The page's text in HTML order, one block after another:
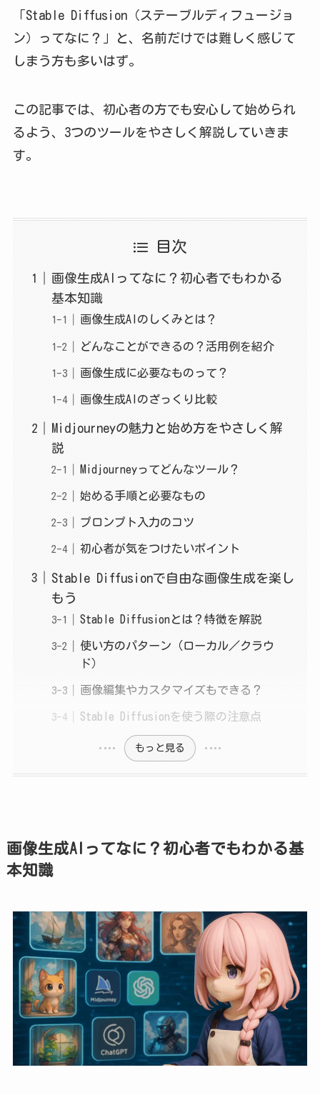
「Stable Diffusion（ステーブルディフュージョ
ン）ってなに？」と、名前だけでは難しく感じて
しまう方も多いはず。
この記事では、初心者の方でも安心して始められ
るよう、3つのツールをやさしく解説していきま
す。
目次
画像生成AIってなに？初心者でもわかる
基本知識
画像生成AIのしくみとは？
どんなことができるの？活用例を紹介
画像生成に必要なものって？
画像生成AIのざっくり比較
Midjourneyの魅力と始め方をやさしく解
説
Midjourneyってどんなツール？
始める手順と必要なもの
プロンプト入力のコツ
初心者が気をつけたいポイント
Stable Diffusionで自由な画像生成を楽し
もう
Stable Diffusionとは？特徴を解説
使い方のパターン（ローカル／クラウ
ド）
画像編集やカスタマイズもできる？
Stable Diffusionを使う際の注意点
もっと見る
画像生成AIってなに？初心者でもわかる基
本知識